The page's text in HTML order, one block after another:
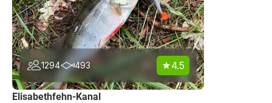
1294 493 4.5
Elisabethfehn-Kanal